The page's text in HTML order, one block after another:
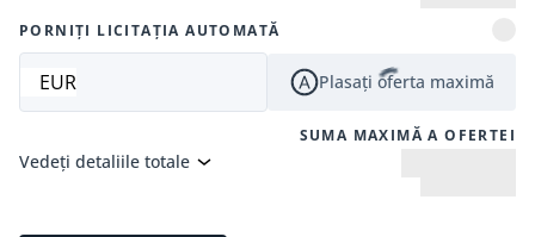
PORNIȚI LICITAȚIA AUTOMATĂ
EUR Plasați oferta maximă
SUMA MAXIMĂ A OFERTEI
Vedeți detaliile totale